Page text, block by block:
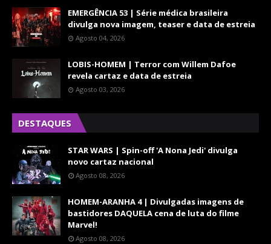
EMERGÊNCIA 53 | Série médica brasileira
divulga nova imagem, teaser e data de estreia
Agosto 04, 2026
LOBIS-HOMEM | Terror com Willem Dafoe
revela cartaz e data de estreia
Agosto 03, 2026
DESTAQUES
STAR WARS | Spin-off 'A Nona Jedi' divulga
novo cartaz nacional
Agosto 08, 2026
HOMEM-ARANHA 4 | Divulgadas imagens de
bastidores DAQUELA cena de luta do filme
Marvel!
Agosto 08, 2026